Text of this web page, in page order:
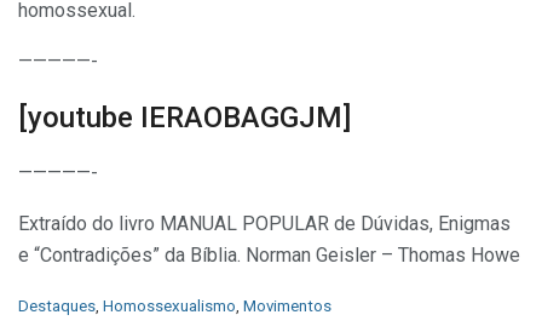
homossexual.
—————-
[youtube IERAOBAGGJM]
—————-
Extraído do livro MANUAL POPULAR de Dúvidas, Enigmas
e “Contradições” da Bíblia. Norman Geisler – Thomas Howe
C
Destaques Homossexualismo Movimentos